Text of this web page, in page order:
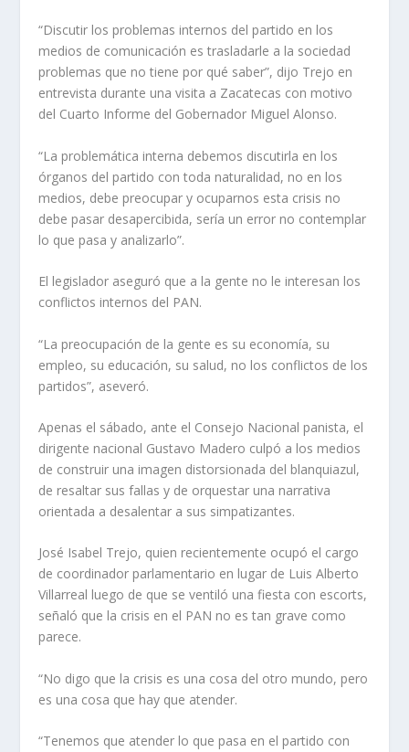
“Discutir los problemas internos del partido en los
medios de comunicación es trasladarle a la sociedad
problemas que no tiene por qué saber”, dijo Trejo en
entrevista durante una visita a Zacatecas con motivo
del Cuarto Informe del Gobernador Miguel Alonso.
“La problemática interna debemos discutirla en los
órganos del partido con toda naturalidad, no en los
medios, debe preocupar y ocuparnos esta crisis no
debe pasar desapercibida, sería un error no contemplar
lo que pasa y analizarlo”.
El legislador aseguró que a la gente no le interesan los
conflictos internos del PAN.
“La preocupación de la gente es su economía, su
empleo, su educación, su salud, no los conflictos de los
partidos”, aseveró.
Apenas el sábado, ante el Consejo Nacional panista, el
dirigente nacional Gustavo Madero culpó a los medios
de construir una imagen distorsionada del blanquiazul,
de resaltar sus fallas y de orquestar una narrativa
orientada a desalentar a sus simpatizantes.
José Isabel Trejo, quien recientemente ocupó el cargo
de coordinador parlamentario en lugar de Luis Alberto
Villarreal luego de que se ventiló una fiesta con escorts,
señaló que la crisis en el PAN no es tan grave como
parece.
“No digo que la crisis es una cosa del otro mundo, pero
es una cosa que hay que atender.
“Tenemos que atender lo que pasa en el partido con